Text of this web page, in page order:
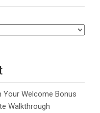
Your Welcome Bonus
Walkthrough